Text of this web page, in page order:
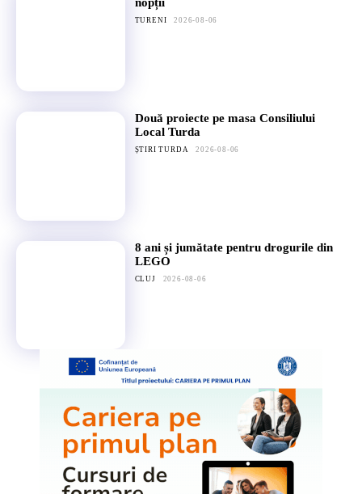
nopții
TURENI 2026-08-06
Două proiecte pe masa Consiliului
Local Turda
ȘTIRI TURDA 2026-08-06
8 ani și jumătate pentru drogurile din
LEGO
CLUJ 2026-08-06